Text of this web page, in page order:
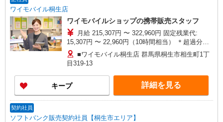
ワイモバイル桐生店
ワイモバイルショップの携帯販売スタッフ
月給 215,307円 〜 322,960円 固定残業代:
15,307円 〜 22,960円（10時間相当） ＊超過分は
追加支給 試用期間あり 3ヶ月 ※経験・能力による
【試用期間】月給 215307 円 〜 322960 円
■ワイモバイル桐生店 群馬県桐生市相生町1丁
目319‐13
キープ 詳細を見る
契約社員
ソフトバンク販売契約社員【桐生市エリア】